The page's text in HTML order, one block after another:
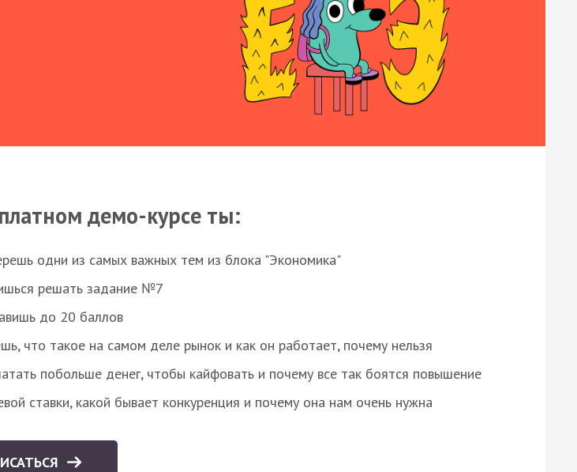
демо-курсе ты:
одни из самых важных тем из блока "Экономика"
решать задание №7
до 20 баллов
что такое на самом деле рынок и как он работает, почему нельзя
побольше денег, чтобы кайфовать и почему все так боятся повышение
ставки, какой бывает конкуренция и почему она нам очень нужна